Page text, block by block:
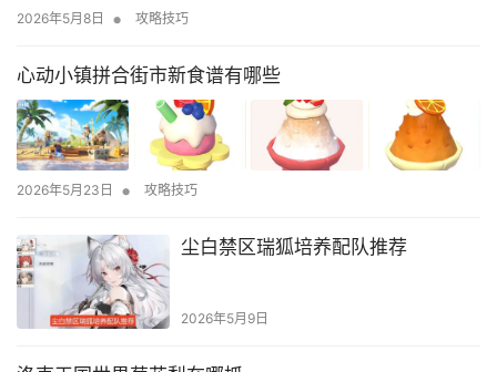
2026年5月8日 • 攻略技巧
心动小镇拼合街市新食谱有哪些
2026年5月23日 • 攻略技巧
尘白禁区瑞狐培养配队推荐
2026年5月9日